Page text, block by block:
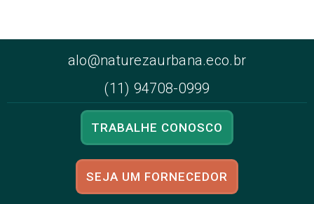
alo@naturezaurbana.eco.br
(11) 94708-0999
TRABALHE CONOSCO
SEJA UM FORNECEDOR